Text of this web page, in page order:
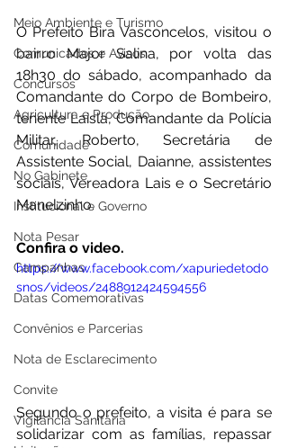
Meio Ambiente e Turismo
Comunicados e Avisos
Concursos
Agricultura e Produção
Comunidade
No Gabinete
Institucional e Governo
Nota Pesar
Campanhas
Datas Comemorativas
Convênios e Parcerias
Nota de Esclarecimento
Convite
Vigilância Sanitária
O Prefeito Bira Vasconcelos, visitou o
bairro Major Salina, por volta das
18h30 do sábado, acompanhado da
Comandante do Corpo de Bombeiro,
tenente Laisla, Comandante da Polícia
Militar, Roberto, Secretária de
Assistente Social, Daianne, assistentes
sociais, Vereadora Lais e o Secretário
Manelzinho.
Confira o video.
https://www.facebook.com/xapuriedetodo
snos/videos/2488912424594556
Segundo o prefeito, a visita é para se
solidarizar com as famílias, repassar